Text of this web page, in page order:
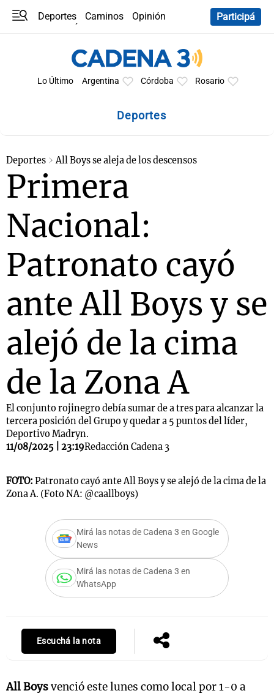
Deportes Caminos
Opinión
Participá
Lo Último Argentina Córdoba Rosario
Deportes
Deportes All Boys se aleja de los descensos
Primera
Nacional:
Patronato cayó
ante All Boys y se
alejó de la cima
de la Zona A
El conjunto rojinegro debía sumar de a tres para alcanzar la
tercera posición del Grupo y quedar a 5 puntos del líder,
Deportivo Madryn.
11/08/2025 | 23:19Redacción Cadena 3
FOTO: Patronato cayó ante All Boys y se alejó de la cima de la
Zona A. (Foto NA: @caallboys)
Mirá las notas de Cadena 3 en Google
News
Mirá las notas de Cadena 3 en
WhatsApp
Escuchá la nota
All Boysvenció este lunes como local por 1-0 a
Mundial 2026
Notas